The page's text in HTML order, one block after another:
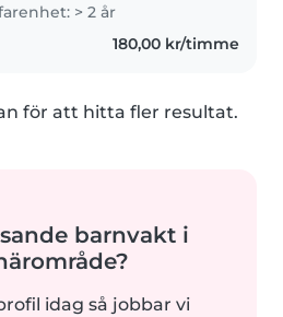
> 2 år
180,00 kr/timme
för att hitta fler resultat.
barnvakt i
idag så jobbar vi